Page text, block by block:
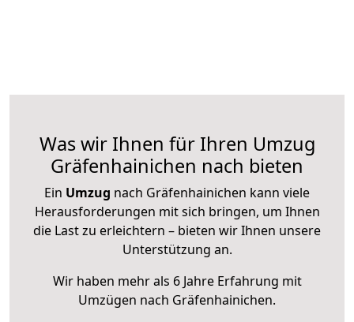
Was wir Ihnen für Ihren Umzug
Gräfenhainichen nach bieten
Ein Umzug nach Gräfenhainichen kann viele
Herausforderungen mit sich bringen, um Ihnen
die Last zu erleichtern – bieten wir Ihnen unsere
Unterstützung an.
Wir haben mehr als 6 Jahre Erfahrung mit
Umzügen nach Gräfenhainichen.